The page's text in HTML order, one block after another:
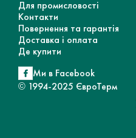
Для промисловості
Контакти
Повернення та гарантія
Доставка і оплата
Де купити
Ми в Facebook
© 1994-2025 ЄвроТерм